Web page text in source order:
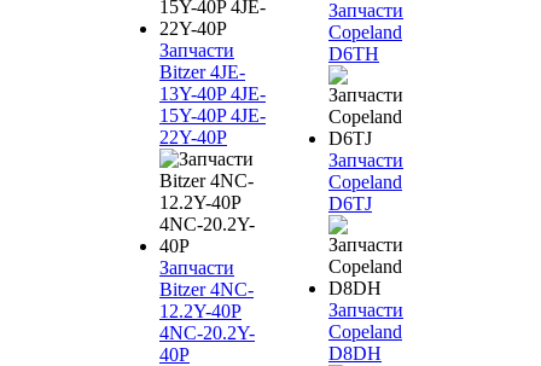
Запчасти
Bitzer 4JE-
13Y-40P 4JE-
15Y-40P 4JE-
22Y-40P
Запчасти
Bitzer 4NC-
12.2Y-40P
4NC-20.2Y-
40P
Запчасти
Copeland
D6TH
Запчасти
Copeland
D6TJ
Запчасти
Copeland
D8DH